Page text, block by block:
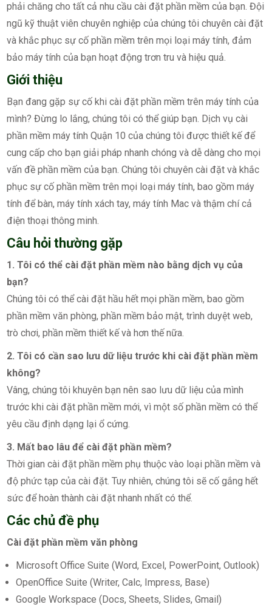
phải chăng cho tất cả nhu cầu cài đặt phần mềm của bạn. Đội
ngũ kỹ thuật viên chuyên nghiệp của chúng tôi chuyên cài đặt
và khắc phục sự cố phần mềm trên mọi loại máy tính, đảm
bảo máy tính của bạn hoạt động trơn tru và hiệu quả.
Giới thiệu
Bạn đang gặp sự cố khi cài đặt phần mềm trên máy tính của
mình? Đừng lo lắng, chúng tôi có thể giúp bạn. Dịch vụ cài
phần mềm máy tính Quận 10 của chúng tôi được thiết kế để
cung cấp cho bạn giải pháp nhanh chóng và dễ dàng cho mọi
vấn đề phần mềm của bạn. Chúng tôi chuyên cài đặt và khắc
phục sự cố phần mềm trên mọi loại máy tính, bao gồm máy
tính để bàn, máy tính xách tay, máy tính Mac và thậm chí cả
điện thoại thông minh.
Câu hỏi thường gặp
1. Tôi có thể cài đặt phần mềm nào bằng dịch vụ của
bạn?
Chúng tôi có thể cài đặt hầu hết mọi phần mềm, bao gồm
phần mềm văn phòng, phần mềm bảo mật, trình duyệt web,
trò chơi, phần mềm thiết kế và hơn thế nữa.
2. Tôi có cần sao lưu dữ liệu trước khi cài đặt phần mềm
không?
Vâng, chúng tôi khuyên bạn nên sao lưu dữ liệu của mình
trước khi cài đặt phần mềm mới, vì một số phần mềm có thể
yêu cầu định dạng lại ổ cứng.
3. Mất bao lâu để cài đặt phần mềm?
Thời gian cài đặt phần mềm phụ thuộc vào loại phần mềm và
độ phức tạp của cài đặt. Tuy nhiên, chúng tôi sẽ cố gắng hết
sức để hoàn thành cài đặt nhanh nhất có thể.
Các chủ đề phụ
Cài đặt phần mềm văn phòng
Microsoft Office Suite (Word, Excel, PowerPoint, Outlook)
OpenOffice Suite (Writer, Calc, Impress, Base)
Google Workspace (Docs, Sheets, Slides, Gmail)